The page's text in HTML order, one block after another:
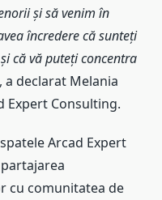
și să venim în
încredere că sunteți
că vă puteți concentra
a declarat Melania
Expert Consulting.
Arcad Expert
cu comunitatea de